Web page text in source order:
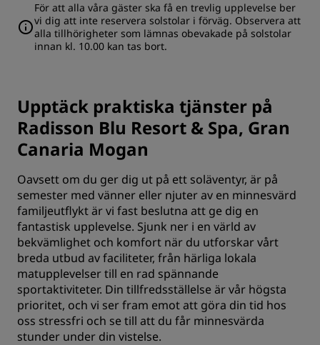
För att alla våra gäster ska få en trevlig upplevelse ber
vi dig att inte reservera solstolar i förväg. Observera att
alla tillhörigheter som lämnas obevakade på solstolar
innan kl. 10.00 kan tas bort.
Upptäck praktiska tjänster på
Radisson Blu Resort & Spa, Gran
Canaria Mogan
Oavsett om du ger dig ut på ett soläventyr, är på
semester med vänner eller njuter av en minnesvärd
familjeutflykt är vi fast beslutna att ge dig en
fantastisk upplevelse. Sjunk ner i en värld av
bekvämlighet och komfort när du utforskar vårt
breda utbud av faciliteter, från härliga lokala
matupplevelser till en rad spännande
sportaktiviteter. Din tillfredsställelse är vår högsta
prioritet, och vi ser fram emot att göra din tid hos
oss stressfri och se till att du får minnesvärda
stunder under din vistelse.